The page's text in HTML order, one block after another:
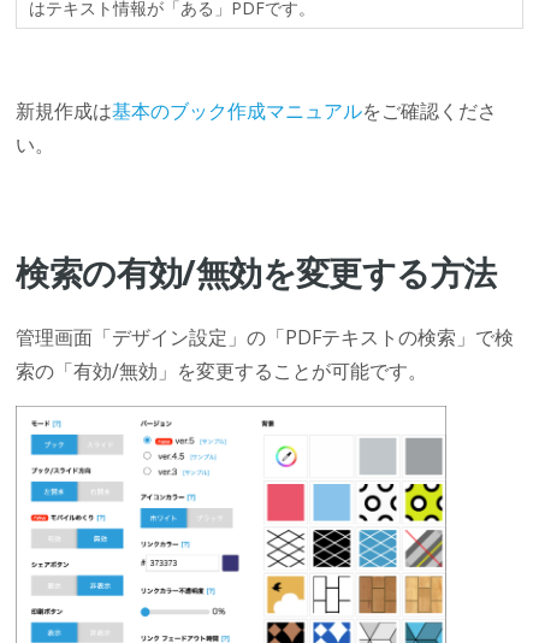
はテキスト情報が「ある」PDFです。
新規作成は基本のブック作成マニュアルをご確認くださ
い。
検索の有効/無効を変更する方法
管理画面「デザイン設定」の「PDFテキストの検索」で検
索の「有効/無効」を変更することが可能です。